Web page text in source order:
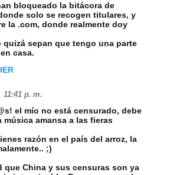
bloqueado la bitácora de
solo se recogen titulares, y
la .com, donde realmente doy
quizá sepan que tengo una parte
casa.
11:41 p. m.
el mío no está censurado, debe
música amansa a las fieras
razón en el país del arroz, la
;)
que China y sus censuras son ya